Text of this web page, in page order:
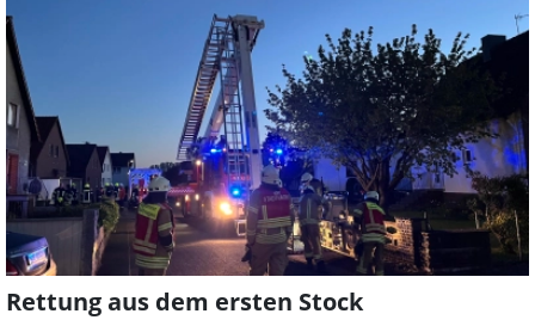
Rettung aus dem ersten Stock